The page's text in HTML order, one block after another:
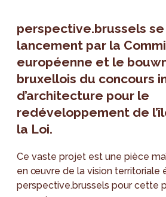
perspective.brussels
lancement par la
européenne et le
bruxellois du concours
d’architecture pour le
redéveloppement de
la Loi.
Ce vaste projet est une pièce
en œuvre de la vision territoriale
perspective.brussels pour cette